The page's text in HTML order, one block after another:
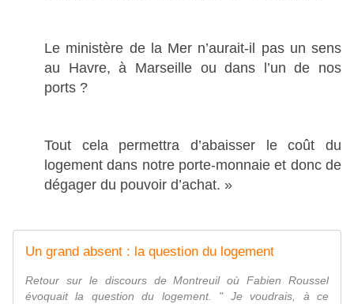
Le ministère de la Mer n’aurait-il pas un sens
au Havre, à Marseille ou dans l’un de nos
ports ?
Tout cela permettra d’abaisser le coût du
logement dans notre porte-monnaie et donc de
dégager du pouvoir d’achat. »
Un grand absent : la question du logement
Retour sur le discours de Montreuil où Fabien Roussel
évoquait la question du logement. " Je voudrais, à ce